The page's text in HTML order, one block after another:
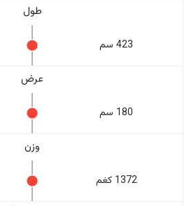
طول
423 سم
عرض
180 سم
وزن
1372 كغم